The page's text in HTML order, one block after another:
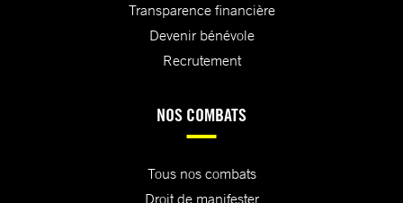
Transparence financière
Devenir bénévole
Recrutement
NOS COMBATS
Tous nos combats
Droit de manifester